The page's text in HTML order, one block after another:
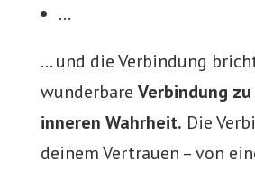
…
… und die Verbindung
wunderbare Verbindung
inneren Wahrheit. Die
deinem Vertrauen – von